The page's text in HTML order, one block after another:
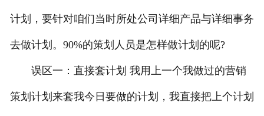
计划，要针对咱们当时所处公司详细产品与详细事务
去做计划。90%的策划人员是怎样做计划的呢?
误区一：直接套计划 我用上一个我做过的营销
策划计划来套我今日要做的计划，我直接把上个计划